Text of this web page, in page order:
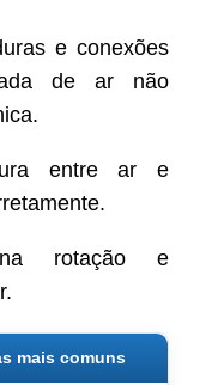
e conexões
de ar não
entre ar e
rotação e
mais comuns